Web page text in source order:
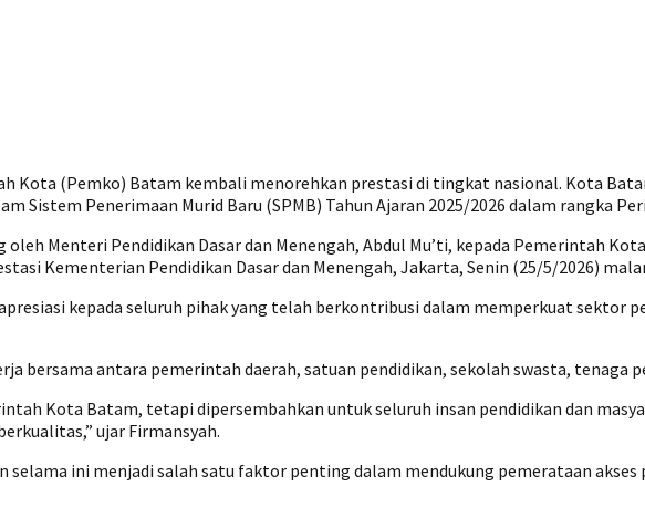
Kota (Pemko) Batam kembali menorehkan prestasi di tingkat nasional. Kota
Sistem Penerimaan Murid Baru (SPMB) Tahun Ajaran 2025/2026 dalam rangka
Menteri Pendidikan Dasar dan Menengah, Abdul Mu’ti, kepada Pemerintah
Kementerian Pendidikan Dasar dan Menengah, Jakarta, Senin (25/5/2026)
kepada seluruh pihak yang telah berkontribusi dalam memperkuat sektor
bersama antara pemerintah daerah, satuan pendidikan, sekolah swasta, tenaga
Kota Batam, tetapi dipersembahkan untuk seluruh insan pendidikan dan
ujar Firmansyah.
selama ini menjadi salah satu faktor penting dalam mendukung pemerataan